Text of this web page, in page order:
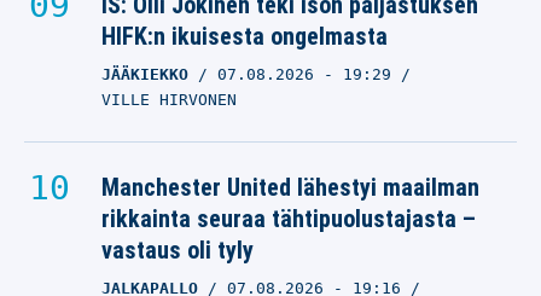
HIFK:n ikuisesta ongelmasta
JÄÄKIEKKO 07.08.2026 - 19:29
VILLE HIRVONEN
Manchester United lähestyi maailman
rikkainta seuraa tähtipuolustajasta –
vastaus oli tyly
JALKAPALLO 07.08.2026 - 19:16